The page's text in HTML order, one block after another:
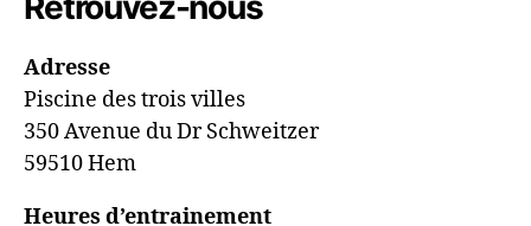
Adresse
Piscine des trois villes
350 Avenue du Dr Schweitzer
59510 Hem
Heures d’entrainement